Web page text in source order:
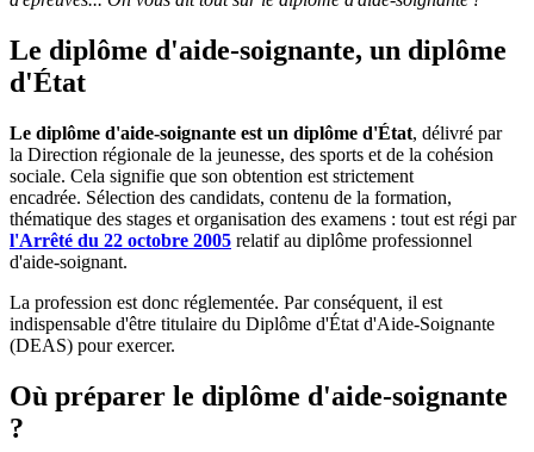
Le diplôme d'aide-soignante, un diplôme
d'État
Le diplôme d'aide-soignante est un diplôme d'État, délivré par
la Direction régionale de la jeunesse, des sports et de la cohésion
sociale. Cela signifie que son obtention est strictement
encadrée. Sélection des candidats, contenu de la formation,
thématique des stages et organisation des examens : tout est régi par
l'Arrêté du 22 octobre 2005 relatif au diplôme professionnel
d'aide-soignant.
La profession est donc réglementée. Par conséquent, il est
indispensable d'être titulaire du Diplôme d'État d'Aide-Soignante
(DEAS) pour exercer.
Où préparer le diplôme d'aide-soignante
?